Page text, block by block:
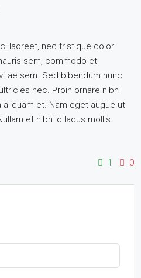
laoreet, nec tristique dolor
sem, commodo et
sem. Sed bibendum nunc
nec. Proin ornare nibh
aliquam et. Nam eget augue ut
et nibh id lacus mollis
1 0